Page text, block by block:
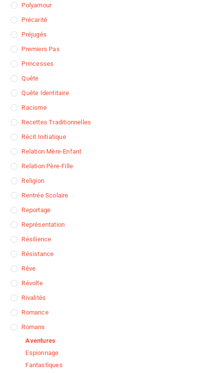
Polyamour
Précarité
Préjugés
Premiers Pas
Princesses
Quête
Quête Identitaire
Racisme
Recettes Traditionnelles
Récit Initiatique
Relation Mère-Enfant
Relation Père-Fille
Religion
Rentrée Scolaire
Reportage
Représentation
Résilience
Résistance
Rêve
Révolte
Rivalités
Romance
Romans
Aventures
Espionnage
Fantastiques